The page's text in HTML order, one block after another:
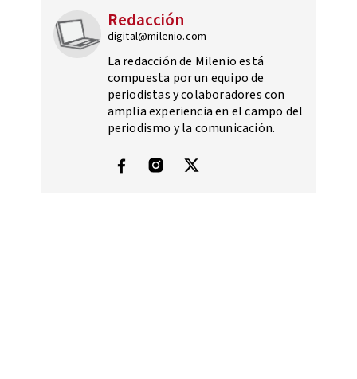
Redacción
digital@milenio.com
La redacción de Milenio está
compuesta por un equipo de
periodistas y colaboradores con
amplia experiencia en el campo del
periodismo y la comunicación.